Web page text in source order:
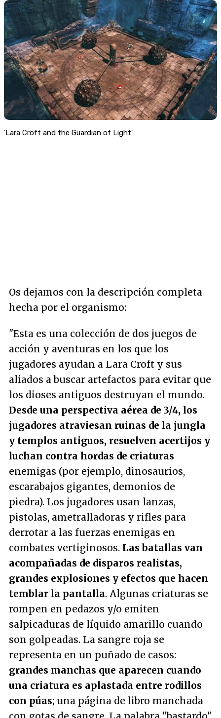
'Lara Croft and the Guardian of Light'
Os dejamos con la descripción completa
hecha por el organismo:
"Esta es una colección de dos juegos de
acción y aventuras en los que los
jugadores ayudan a Lara Croft y sus
aliados a buscar artefactos para evitar que
los dioses antiguos destruyan el mundo.
Desde una perspectiva aérea de 3/4, los
jugadores atraviesan ruinas de la jungla
y templos antiguos, resuelven acertijos y
luchan contra hordas de criaturas
enemigas (por ejemplo, dinosaurios,
escarabajos gigantes, demonios de
piedra). Los jugadores usan lanzas,
pistolas, ametralladoras y rifles para
derrotar a las fuerzas enemigas en
combates vertiginosos. Las batallas van
acompañadas de disparos realistas,
grandes explosiones y efectos que hacen
temblar la pantalla. Algunas criaturas se
rompen en pedazos y/o emiten
salpicaduras de líquido amarillo cuando
son golpeadas. La sangre roja se
representa en un puñado de casos:
grandes manchas que aparecen cuando
una criatura es aplastada entre rodillos
con púas; una página de libro manchada